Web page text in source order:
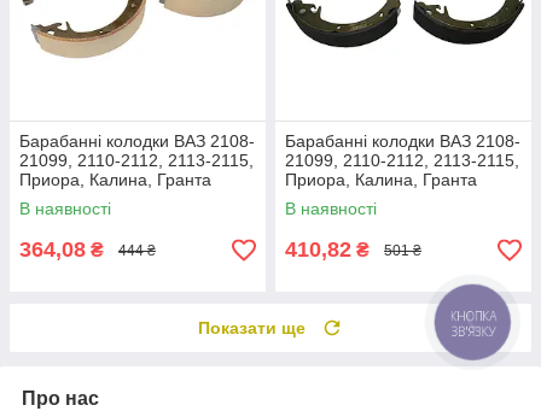
Барабанні колодки ВАЗ 2108-
21099, 2110-2112, 2113-2115,
Приора, Калина, Гранта
(2108-3502090) ДК 2108-
3502090
В наявності
364,08 ₴ 444 ₴
Барабанні колодки ВАЗ 2108-
21099, 2110-2112, 2113-2115,
Приора, Калина, Гранта
Rider 2108-3502090
В наявності
410,82 ₴ 501 ₴
Показати ще
Про нас
КНОПКА
ЗВ'ЯЗКУ